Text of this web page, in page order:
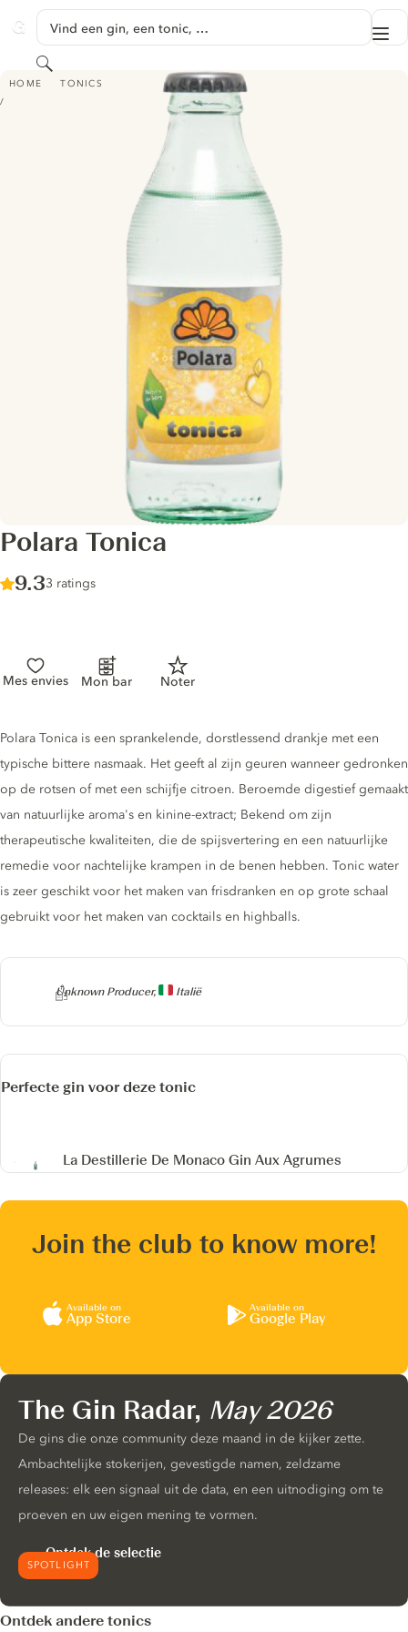
GINVENTORY
Vind een gin, een tonic, …
Zoeken
HOME TONICS
POLARA TONICA
Polara Tonica
Score :
9.3/ 10
3 ratings
Mes envies Mon bar Noter
Producer
Unknown Producer, Italië
Tonic description
Polara Tonica is een sprankelende, dorstlessend drankje met een
typische bittere nasmaak. Het geeft al zijn geuren wanneer gedronken
op de rotsen of met een schijfje citroen. Beroemde digestief gemaakt
van natuurlijke aroma's en kinine-extract; Bekend om zijn
therapeutische kwaliteiten, die de spijsvertering en een natuurlijke
remedie voor nachtelijke krampen in de benen hebben. Tonic water
is zeer geschikt voor het maken van frisdranken en op grote schaal
gebruikt voor het maken van cocktails en highballs.
Perfecte gin voor deze tonic
La Destillerie De Monaco Gin Aux Agrumes
Join the club to know more!
Available on
App Store
Available on
Google Play
SPOTLIGHT
The Gin Radar, May 2026
De gins die onze community deze maand in de kijker zette.
Ambachtelijke stokerijen, gevestigde namen, zeldzame
releases: elk een signaal uit de data, en een uitnodiging om te
proeven en uw eigen mening te vormen.
Ontdek de selectie
Ontdek andere tonics